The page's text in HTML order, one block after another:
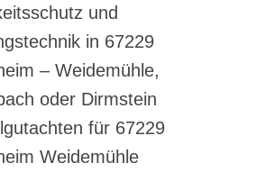
und
in 67229
– Weidemühle,
oder Dirmstein
für 67229
Weidemühle